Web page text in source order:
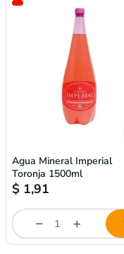
Agua Mineral Imperial
Toronja 1500ml
$ 1,91
Cantidad
producto